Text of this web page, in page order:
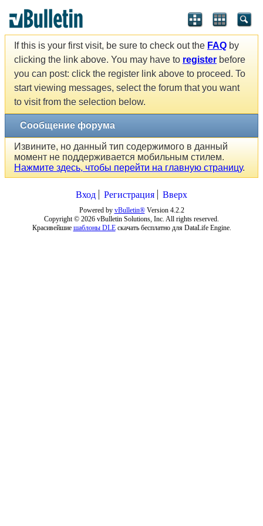
If this is your first visit, be sure to check out the FAQ by
clicking the link above. You may have to register before
you can post: click the register link above to proceed. To
start viewing messages, select the forum that you want
to visit from the selection below.
Сообщение форума
Извините, но данный тип содержимого в данный
момент не поддерживается мобильным стилем.
Нажмите здесь, чтобы перейти на главную страницу.
Вход Регистрация Вверх
Powered by vBulletin®Version 4.2.2
Copyright © 2026 vBulletin Solutions, Inc. All rights reserved.
Красивейшие шаблоны DLEскачать бесплатно для DataLife Engine.